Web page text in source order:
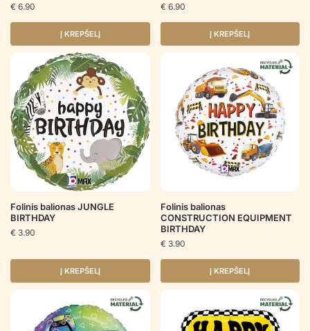
€ 6.90
Į KREPŠELĮ
€ 6.90
Į KREPŠELĮ
Folinis balionas JUNGLE
BIRTHDAY
€ 3.90
Į KREPŠELĮ
Folinis balionas
CONSTRUCTION EQUIPMENT
BIRTHDAY
€ 3.90
Į KREPŠELĮ